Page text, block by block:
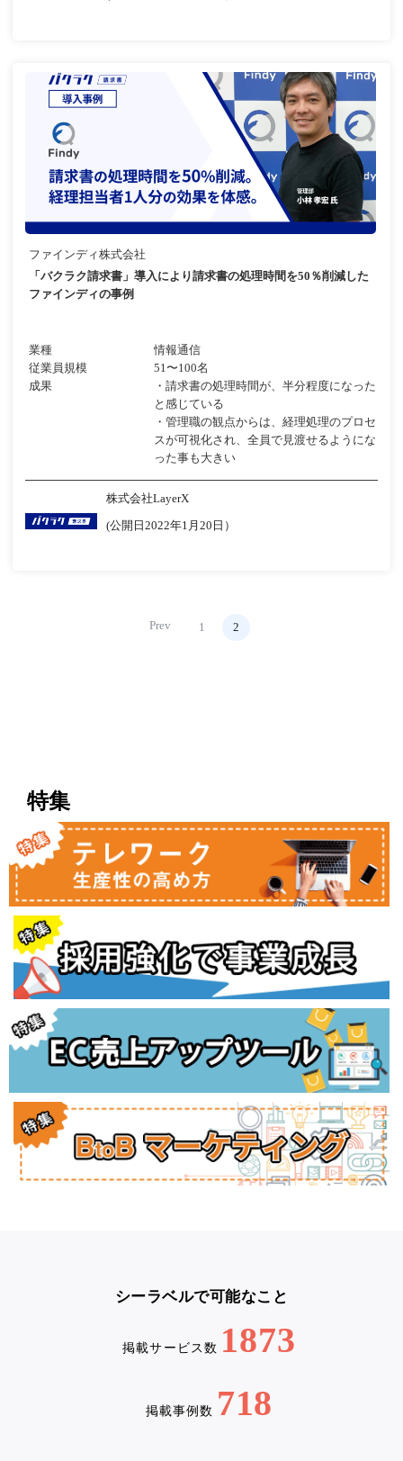
ファインディ株式会社
「バクラク請求書」導入により請求書の処理時間を50％削減した
ファインディの事例
業種
情報通信
従業員規模
51〜100名
成果
・請求書の処理時間が、半分程度になった
と感じている
・管理職の観点からは、経理処理のプロセ
スが可視化され、全員で見渡せるようにな
った事も大きい
株式会社LayerX
(公開日2022年1月20日）
Prev 1 2
特集
シーラベルで可能なこと
掲載サービス数 1873
掲載事例数 718